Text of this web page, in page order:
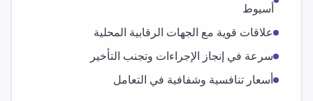
أسيوط
علاقات قوية مع الجهات الرقابية المحلية
سرعة في إنجاز الإجراءات وتجنب التأخير
أسعار تنافسية وشفافية في التعامل